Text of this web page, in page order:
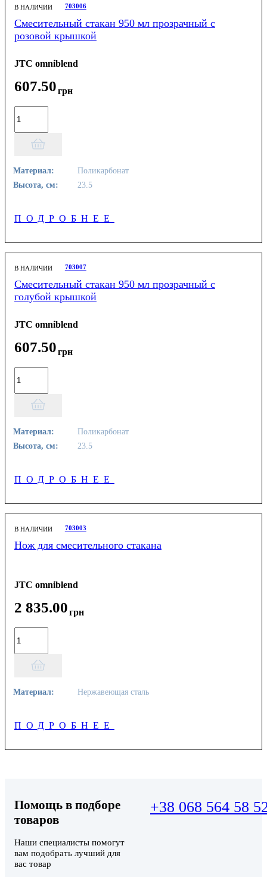
В НАЛИЧИИ 703006
Смесительный стакан 950 мл прозрачный с
розовой крышкой
JTC omniblend
607.50грн
Материал:
Поликарбонат
Высота, см:
23.5
ПОДРОБНЕЕ
В НАЛИЧИИ 703007
Смесительный стакан 950 мл прозрачный с
голубой крышкой
JTC omniblend
607.50грн
Материал:
Поликарбонат
Высота, см:
23.5
ПОДРОБНЕЕ
В НАЛИЧИИ 703003
Нож для смесительного стакана
JTC omniblend
2 835.00грн
Материал: Нержавеющая сталь
ПОДРОБНЕЕ
Помощь в подборе
товаров
Наши специалисты помогут
вам подобрать лучший для
вас товар
+38 068 564 58